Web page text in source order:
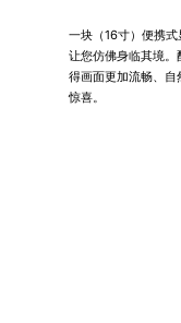
一块（16寸）便携
让您仿佛身临其境
得画面更加流畅、
惊喜。